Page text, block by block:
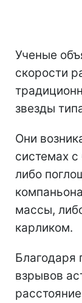
Ученые
скорости
звезды
Они
системах
либо
массы,
карликом.
Благодаря
взрывов